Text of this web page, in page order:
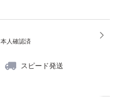
本人確認済
スピード発送